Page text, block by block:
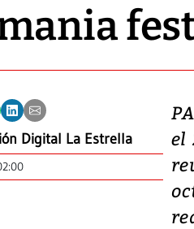
Digital La Estrella
el